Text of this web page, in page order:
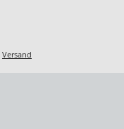
Versand